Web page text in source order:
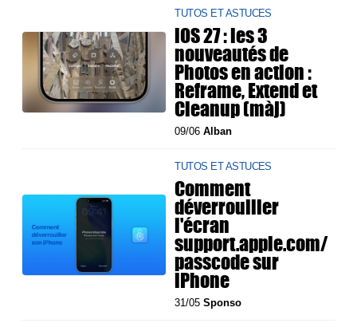
TUTOS ET ASTUCES
iOS 27 : les 3
nouveautés de
Photos en action :
Reframe, Extend et
Cleanup (màj)
09/06Alban
TUTOS ET ASTUCES
Comment
déverrouiller
l'écran
support.apple.com/
passcode sur
iPhone
31/05Sponso